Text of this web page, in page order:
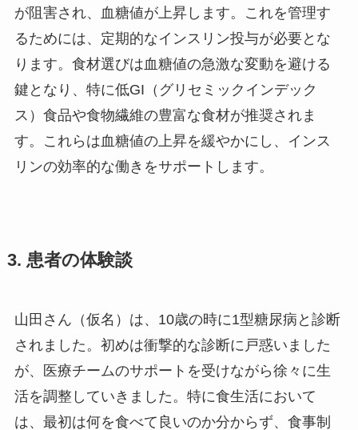
が阻害され、血糖値が上昇します。これを管理す
るためには、定期的なインスリン投与が必要とな
ります。食材選びは血糖値の急激な変動を避ける
鍵となり、特に低GI（グリセミックインデック
ス）食品や食物繊維の豊富な食材が推奨されま
す。これらは血糖値の上昇を緩やかにし、インス
リンの効率的な働きをサポートします。
3. 患者の体験談
山田さん（仮名）は、10歳の時に1型糖尿病と診断
されました。初めは衝撃的な診断に戸惑いました
が、医療チームのサポートを受けながら徐々に生
活を調整していきました。特に食生活において
は、最初は何を食べて良いのか分からず、食事制